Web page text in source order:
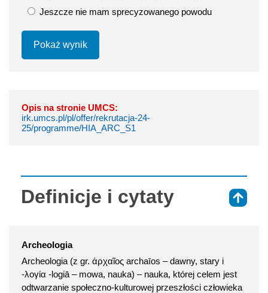
Jeszcze nie mam sprecyzowanego powodu
Pokaż wynik
Opis na stronie UMCS:
irk.umcs.pl/pl/offer/rekrutacja-24-
25/programme/HIA_ARC_S1
Definicje i cytaty
Archeologia
Archeologia (z gr. ἀρχαῖος archaīos – dawny, stary i
-λογία -logiā – mowa, nauka) – nauka, której celem jest
odtwarzanie społeczno-kulturowej przeszłości człowieka